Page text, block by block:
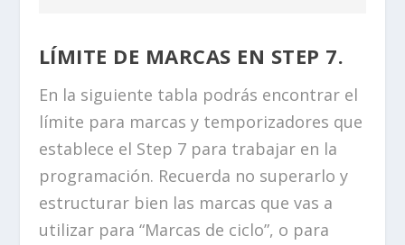
LÍMITE DE MARCAS EN STEP 7.
En la siguiente tabla podrás encontrar el
límite para marcas y temporizadores que
establece el Step 7 para trabajar en la
programación. Recuerda no superarlo y
estructurar bien las marcas que vas a
utilizar para “Marcas de ciclo”, o para